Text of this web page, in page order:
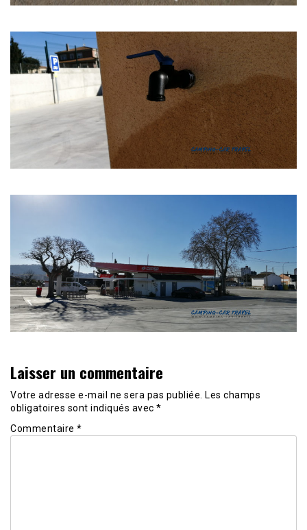
Laisser un commentaire
Votre adresse e-mail ne sera pas publiée.
Les champs
obligatoires sont indiqués avec *
Commentaire *